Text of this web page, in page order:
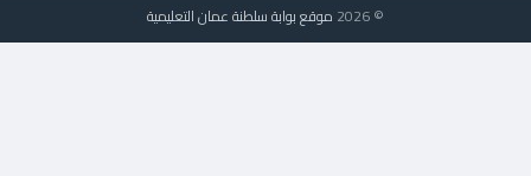
© 2026 موقع بوابة سلطنة عمان التعليمية